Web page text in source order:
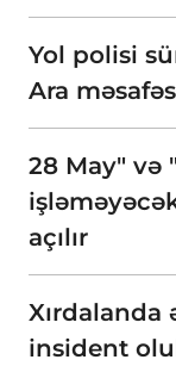
Yol polisi
Ara
28 May" və
açılır
Xırdalanda
insident